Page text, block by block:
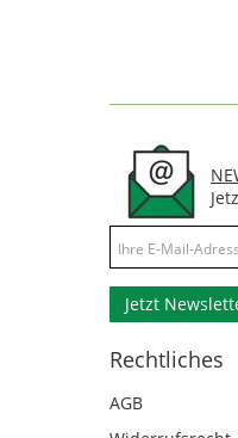
Jetzt
Rechtliches
AGB